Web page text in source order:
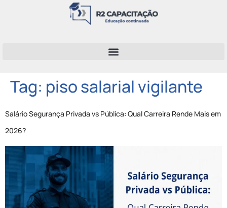
Tag: piso salarial vigilante
Salário Segurança Privada vs Pública: Qual Carreira Rende Mais em
2026?